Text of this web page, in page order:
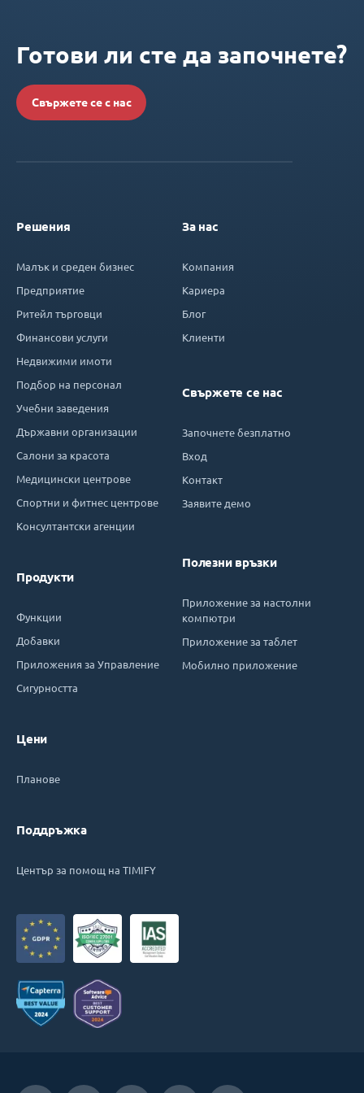
Готови ли сте да започнете?
Свържете се с нас
Решения
Малък и среден бизнес
Предприятие
Ритейл търговци
Финансови услуги
Недвижими имоти
Подбор на персонал
Учебни заведения
Държавни организации
Салони за красота
Медицински центрове
Спортни и фитнес центрове
Консултантски агенции
Продукти
Функции
Добавки
Приложения за Управление
Сигурността
Цени
Планове
Поддръжка
Център за помощ на TIMIFY
За нас
Компания
Кариера
Блог
Клиенти
Свържете се нас
Започнете безплатно
Вход
Контакт
Заявите демо
Полезни връзки
Приложение за настолни
компютри
Приложение за таблет
Мобилно приложение